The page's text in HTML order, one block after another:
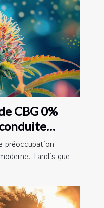
CBG 0%
préoccupation
Tandis que